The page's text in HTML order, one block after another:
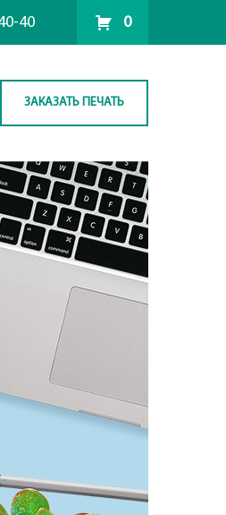
40 0
ЗАКАЗАТЬ ПЕЧАТЬ